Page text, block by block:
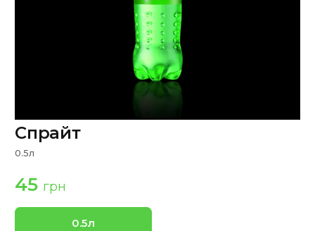
Спрайт
0.5л
45 грн
0.5л